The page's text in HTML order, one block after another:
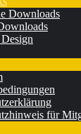
Downloads
für